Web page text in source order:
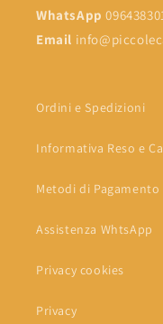
WhatsApp
Email
Ordini e Spedizioni
Informativa Reso e
Metodi di Pagamento
Assistenza WhtsApp
Privacy cookies
Privacy